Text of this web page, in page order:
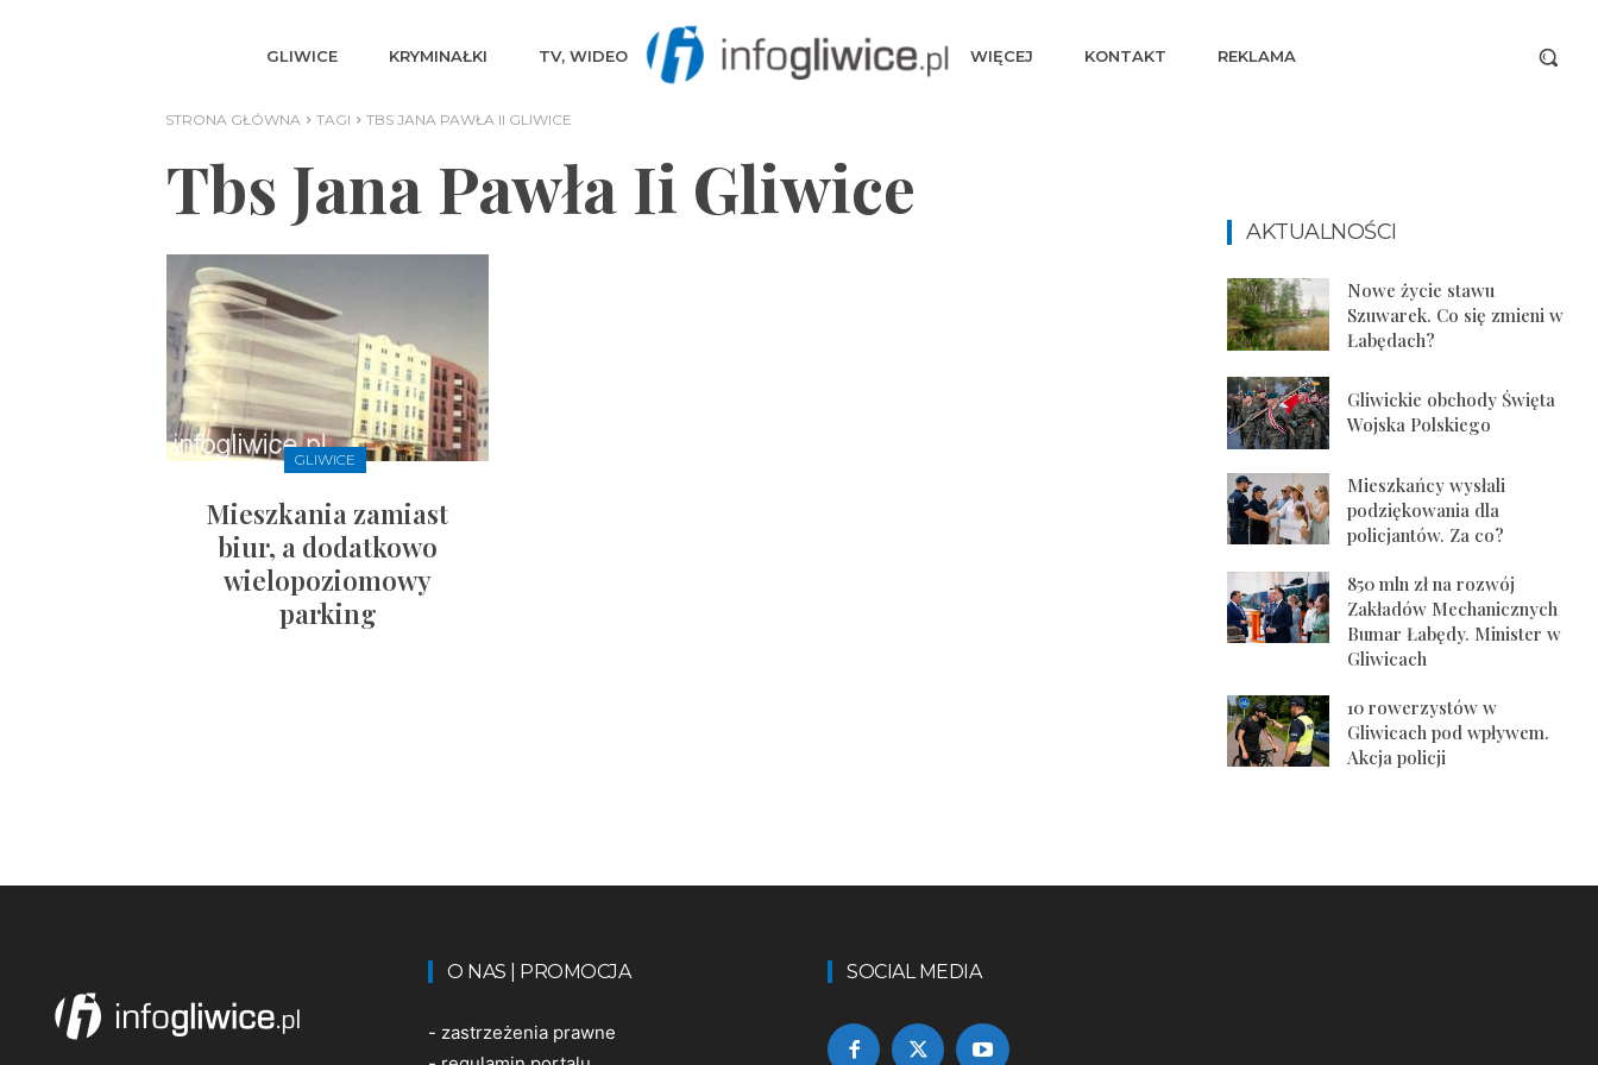
GLIWICE KRYMINAŁKI TV, WIDEO WIĘCEJ KONTAKT REKLAMA
STRONA GŁÓWNA TAGI TBS JANA PAWŁA II GLIWICE
Tbs Jana Pawła Ii Gliwice
GLIWICE
Mieszkania zamiast
biur, a dodatkowo
wielopoziomowy
parking
AKTUALNOŚCI
Nowe życie stawu
Szuwarek. Co się zmieni w
Łabędach?
Gliwickie obchody Święta
Wojska Polskiego
Mieszkańcy wysłali
podziękowania dla
policjantów. Za co?
850 mln zł na rozwój
Zakładów Mechanicznych
Bumar Łabędy. Minister w
Gliwicach
10 rowerzystów w
Gliwicach pod wpływem.
Akcja policji
O NAS | PROMOCJA
- zastrzeżenia prawne
SOCIAL MEDIA